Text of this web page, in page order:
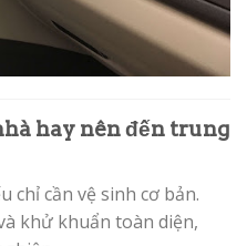
hay nên đến trung
chỉ cần vệ sinh cơ bản.
khử khuẩn toàn diện,